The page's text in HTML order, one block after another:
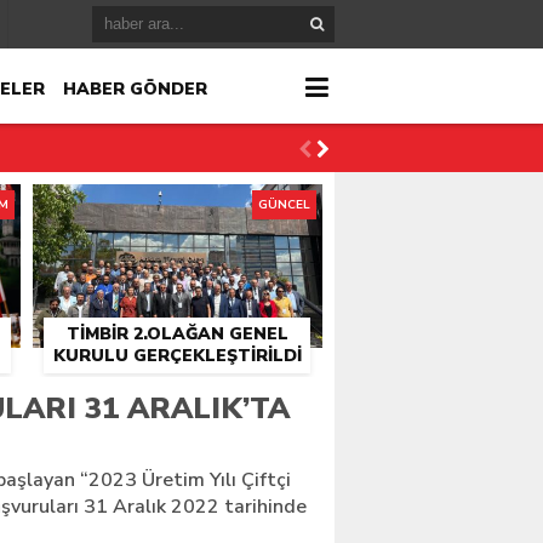
HABER GÖNDER
TİMBİR 2.OLAĞAN GENEL
KURULU GERÇEKLEŞTIRILDI
GÜNCEL
31 ARALIK’TA
“2023 Üretim Yılı Çiftçi
31 Aralık 2022 tarihinde